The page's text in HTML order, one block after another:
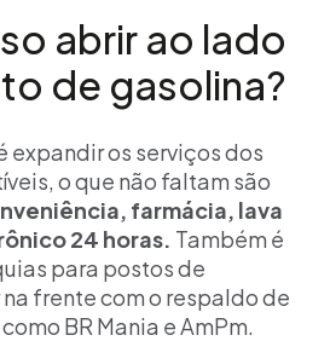
abrir ao lado
de gasolina?
expandir os serviços dos
o que não faltam são
farmácia, lava
24 horas. Também é
para postos de
frente com o respaldo de
BR Mania e AmPm.